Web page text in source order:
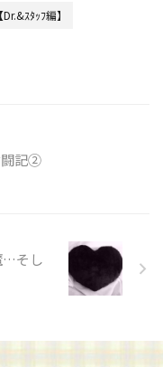
ｽﾀｯﾌ編】
闘記②
…そし